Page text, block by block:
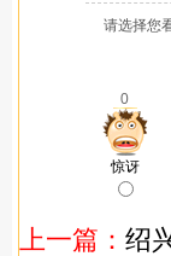
请选择您
0
惊讶
上一篇： 绍